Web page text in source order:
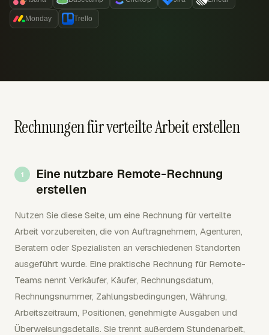
Monday Trello
Rechnungen für verteilte Arbeit erstellen
Eine nutzbare Remote-Rechnung
erstellen
Nutzen Sie diese Seite, um eine Rechnung für verteilte
Arbeit vorzubereiten, die von Auftragnehmern, Agenturen,
Beratern oder Spezialisten an verschiedenen Standorten
ausgeführt wurde. Eine praktische Rechnung für Remote-
Teams nennt Verkäufer, Käufer, Rechnungsdatum,
Rechnungsnummer, Zahlungsbedingungen, Währung,
Arbeitszeitraum, Positionen, genehmigte Ausgaben und
Überweisungsdetails. Sie trennt außerdem Stundenarbeit,